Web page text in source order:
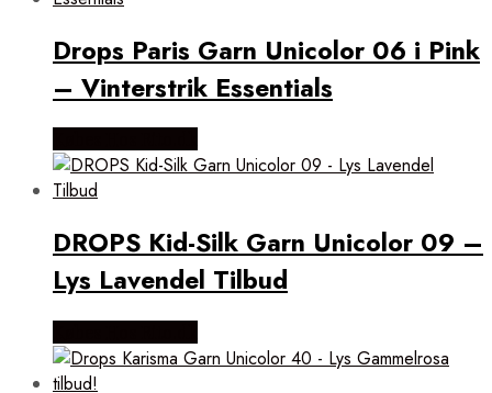
Drops Paris Garn Unicolor 06 i Pink
– Vinterstrik Essentials
DROPS Kid-Silk Garn Unicolor 09 –
Lys Lavendel Tilbud